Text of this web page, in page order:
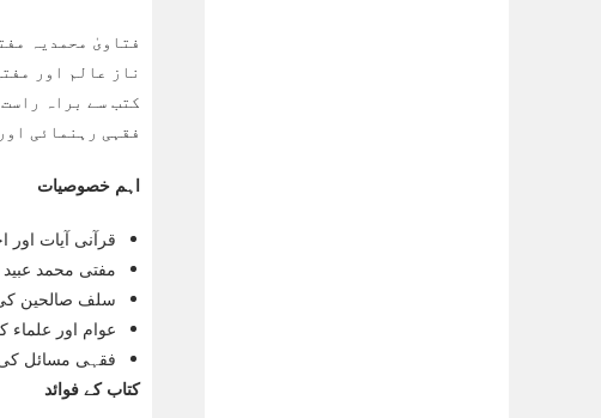
فتاویٰ محمدیہ
ناز عالم اور
کتب سے براہ
فقہی رہنمائی
اہم خصوصیات
قرآنی آیات اور
مفتی محمد
سلف صالحین
عوام اور علماء
فقہی مسائل
کتاب کے فوائد